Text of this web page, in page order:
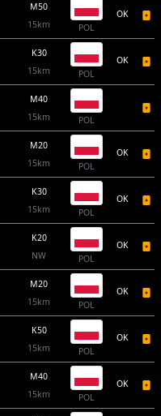
M50
15km
POL
OK
K30
15km
POL
OK
M40
15km
POL
M20
15km
POL
OK
K30
15km
POL
OK
K20
NW
POL
OK
M20
15km
POL
OK
K50
15km
POL
OK
M40
15km
POL
OK